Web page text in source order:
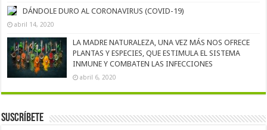
DÁNDOLE DURO AL CORONAVIRUS (COVID-19)
abril 14, 2020
LA MADRE NATURALEZA, UNA VEZ MÁS NOS OFRECE
PLANTAS Y ESPECIES, QUE ESTIMULA EL SISTEMA
INMUNE Y COMBATEN LAS INFECCIONES
abril 6, 2020
Suscríbete